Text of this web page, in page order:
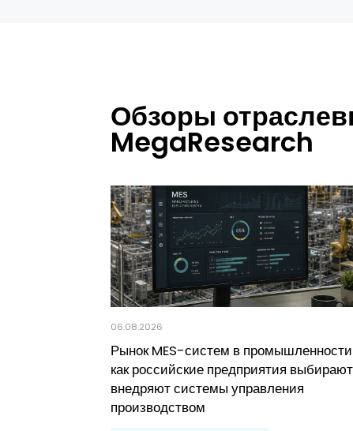
Обзоры
MegaResearch
06.08.2026
Рынок MES-систем в
как российские предприятия
внедряют системы управления
производством